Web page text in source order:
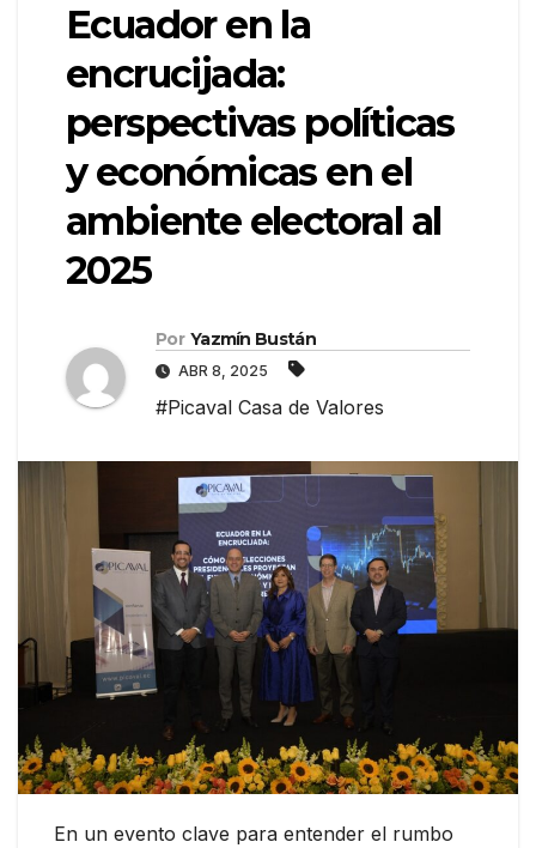
Ecuador en la
encrucijada:
perspectivas políticas
y económicas en el
ambiente electoral al
2025
Por Yazmín Bustán
ABR 8, 2025
#Picaval Casa de Valores
En un evento clave para entender el rumbo